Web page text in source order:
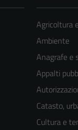
Agricoltura
Ambiente
Anagrafe e
Appalti
Catasto,
Cultura e